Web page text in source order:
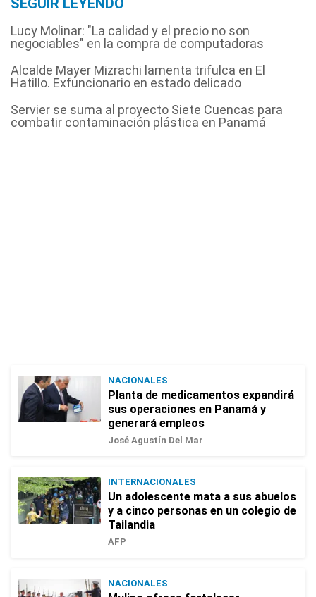
SEGUIR LEYENDO
Lucy Molinar: "La calidad y el precio no son
negociables" en la compra de computadoras
Alcalde Mayer Mizrachi lamenta trifulca en El
Hatillo. Exfuncionario en estado delicado
Servier se suma al proyecto Siete Cuencas para
combatir contaminación plástica en Panamá
NACIONALES
Planta de medicamentos expandirá
sus operaciones en Panamá y
generará empleos
José Agustín Del Mar
INTERNACIONALES
Un adolescente mata a sus abuelos
y a cinco personas en un colegio de
Tailandia
AFP
NACIONALES